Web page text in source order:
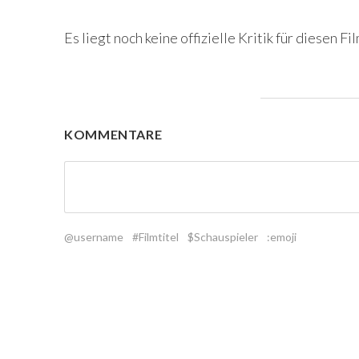
Es liegt noch keine offizielle Kritik für diesen
KOMMENTARE
@username #Filmtitel $Schauspieler :emoji